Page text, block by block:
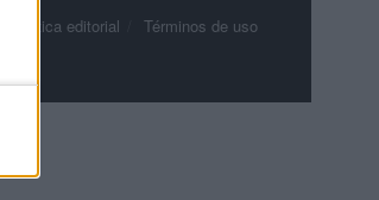
Política editorial Términos de uso